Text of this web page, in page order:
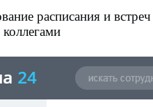
расписания и встреч
коллегами